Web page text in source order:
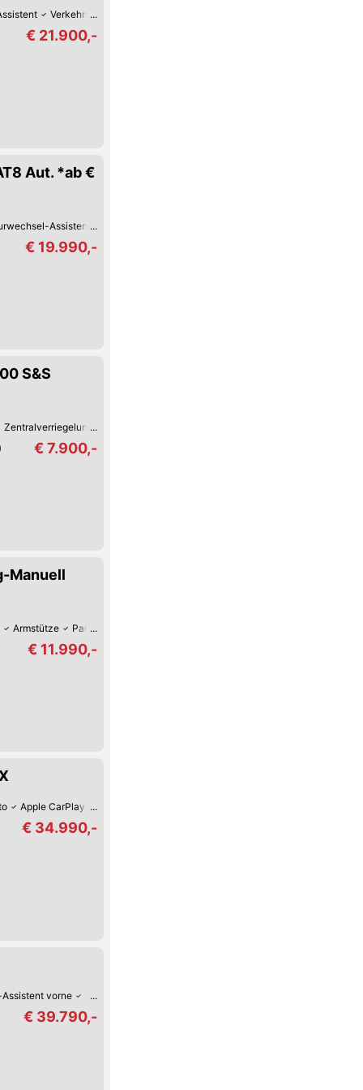
Verkehrszeichen-Erkennung
€ 21.900,-
Aut. *ab €
Assistent
€ 19.990,-
S&S
Zentralverriegelung
€ 7.900,-
Manuell
Armstütze Park-Kamera
€ 11.990,-
Apple CarPlay
€ 34.990,-
Assistent vorne Tag-Fahrlicht
€ 39.790,-